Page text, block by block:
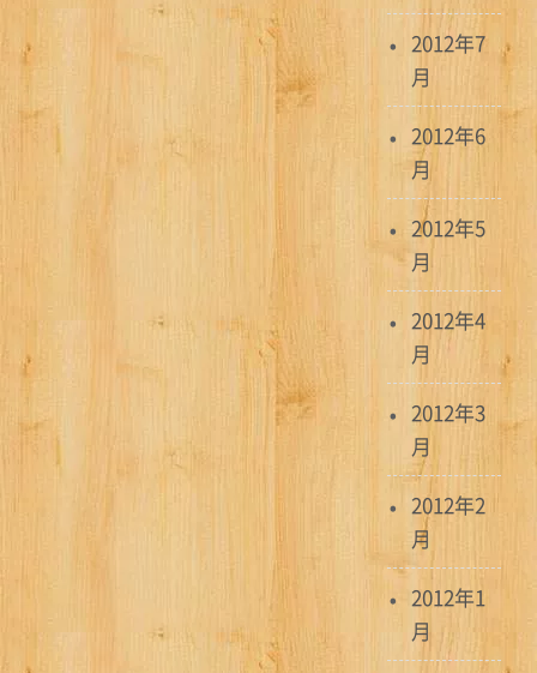
2012年7
月
2012年6
月
2012年5
月
2012年4
月
2012年3
月
2012年2
月
2012年1
月